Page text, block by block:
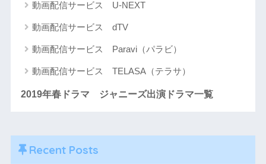
動画配信サービス U-NEXT
動画配信サービス dTV
動画配信サービス Paravi（パラビ）
動画配信サービス TELASA（テラサ）
2019年春ドラマ ジャニーズ出演ドラマ一覧
Recent Posts